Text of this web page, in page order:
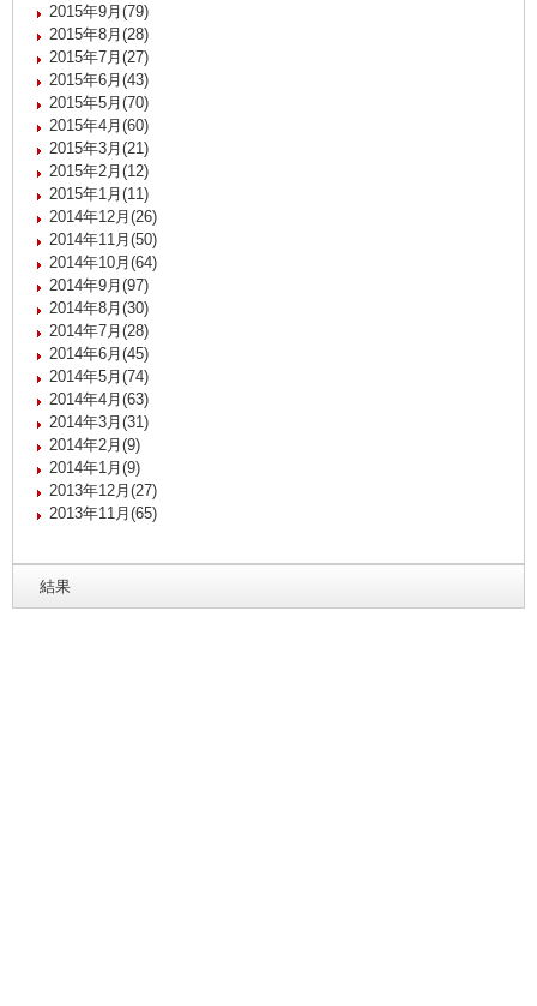
2015年9月(79)
2015年8月(28)
2015年7月(27)
2015年6月(43)
2015年5月(70)
2015年4月(60)
2015年3月(21)
2015年2月(12)
2015年1月(11)
2014年12月(26)
2014年11月(50)
2014年10月(64)
2014年9月(97)
2014年8月(30)
2014年7月(28)
2014年6月(45)
2014年5月(74)
2014年4月(63)
2014年3月(31)
2014年2月(9)
2014年1月(9)
2013年12月(27)
2013年11月(65)
結果